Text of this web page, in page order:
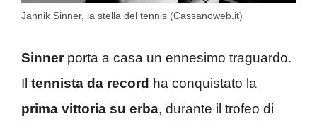
Jannik Sinner, la stella del tennis (Cassanoweb.it)
Sinnerporta a casa un ennesimo traguardo.
Il tennista da record ha conquistato la
prima vittoria su erba, durante il trofeo di